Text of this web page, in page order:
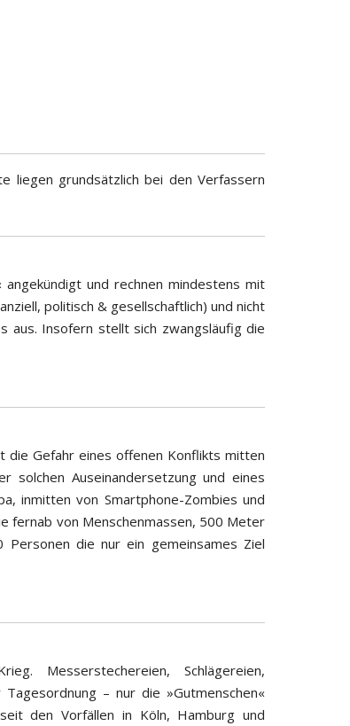
liegen grundsätzlich bei den Verfassern
und rechnen mindestens mit
politisch & gesellschaftlich) und nicht
aus. Insofern stellt sich zwangsläufig die
Gefahr eines offenen Konflikts mitten
solchen Auseinandersetzung und eines
inmitten von Smartphone-Zombies und
fernab von Menschenmassen, 500 Meter
die nur ein gemeinsames Ziel
Messerstechereien, Schlägereien,
– nur die »Gutmenschen«
den Vorfällen in Köln, Hamburg und